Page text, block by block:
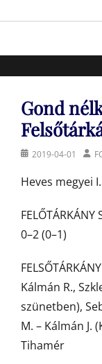
Egyesület a
Gond
Posted2019-04-01
Heves megyei
FELŐTÁRKÁNY
0–2 (0–1)
Kálmán R.,
szünetben),
M. – Kálmán J.
Tihamér